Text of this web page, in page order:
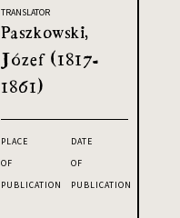
TRANSLATOR
Paszkowski,
Józef (1817-
1861)
PLACE
OF
PUBLICATION
DATE
OF
PUBLICATION